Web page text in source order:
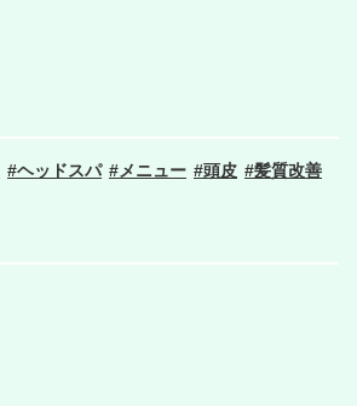
ヘッドスパ メニュー 頭皮 髪質改善